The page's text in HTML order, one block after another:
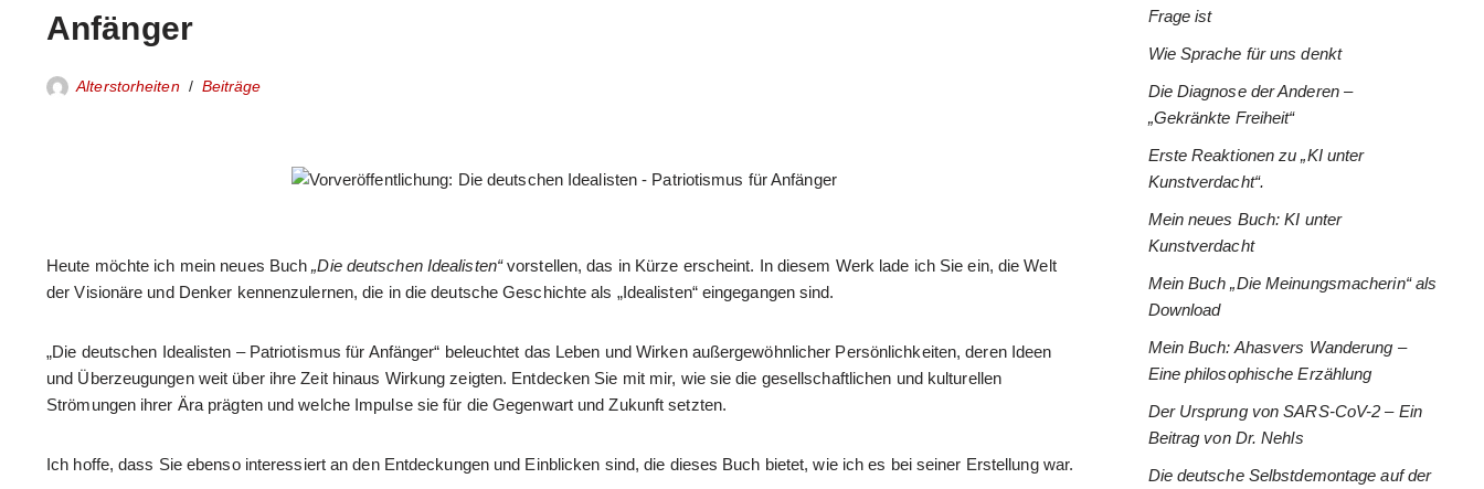
Anfänger
Alterstorheiten Beiträge
Heute möchte ich mein neues Buch„Die deutschen Idealisten“vorstellen, das in Kürze erscheint. In diesem Werk lade ich Sie ein, die Welt
der Visionäre und Denker kennenzulernen, die in die deutsche Geschichte als „Idealisten“ eingegangen sind.
„Die deutschen Idealisten – Patriotismus für Anfänger“ beleuchtet das Leben und Wirken außergewöhnlicher Persönlichkeiten, deren Ideen
und Überzeugungen weit über ihre Zeit hinaus Wirkung zeigten. Entdecken Sie mit mir, wie sie die gesellschaftlichen und kulturellen
Strömungen ihrer Ära prägten und welche Impulse sie für die Gegenwart und Zukunft setzten.
Ich hoffe, dass Sie ebenso interessiert an den Entdeckungen und Einblicken sind, die dieses Buch bietet, wie ich es bei seiner Erstellung war.
Frage ist
Wie Sprache für uns denkt
Die Diagnose der Anderen –
„Gekränkte Freiheit“
Erste Reaktionen zu „KI unter
Kunstverdacht“.
Mein neues Buch: KI unter
Kunstverdacht
Mein Buch „Die Meinungsmacherin“ als
Download
Mein Buch: Ahasvers Wanderung –
Eine philosophische Erzählung
Der Ursprung von SARS-CoV-2 – Ein
Beitrag von Dr. Nehls
Die deutsche Selbstdemontage auf der